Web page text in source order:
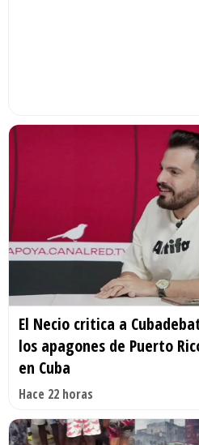
El Necio critica a
los apagones de Puerto
en Cuba
Hace 22 horas